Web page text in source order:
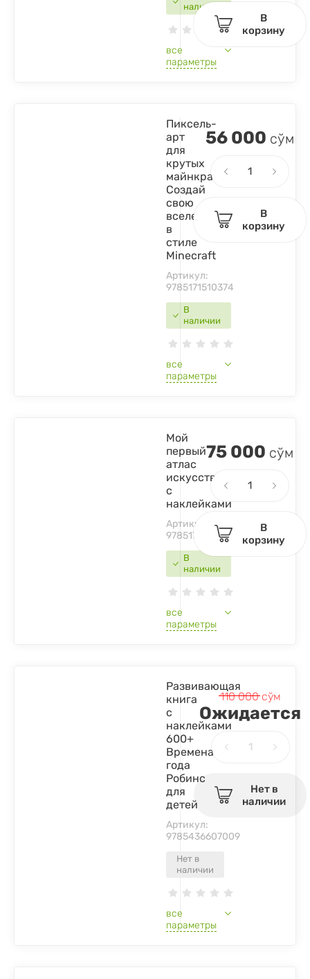
наличии
все
параметры
В
корзину
В
наличии
Пиксель-
арт
для
крутых
майнкрафтеров.
Создай
свою
вселенную
в
стиле
Minecraft
Артикул:
9785171510374
все
параметры
56 000 сўм
В
корзину
В
наличии
Мой
первый
атлас
искусства
с
наклейками
Артикул:
9785171384838
все
параметры
75 000 сўм
В
корзину
Нет в
наличии
Развивающая
книга
с
наклейками
600+
Времена
года
Робинс
для
детей
Артикул:
9785436607009
все
параметры
110 000сўм
Ожидается
Нет в
наличии